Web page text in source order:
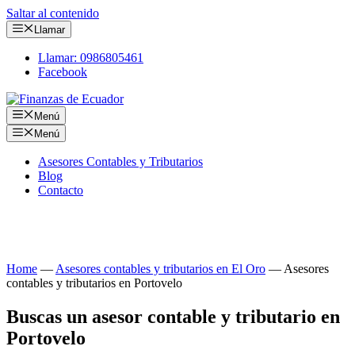
Saltar al contenido
Llamar
Llamar: 0986805461
Facebook
Menú
Menú
Asesores Contables y Tributarios
Blog
Contacto
Home —Asesores contables y tributarios en El Oro —Asesores
contables y tributarios en Portovelo
Buscas un asesor contable y tributario en
Portovelo